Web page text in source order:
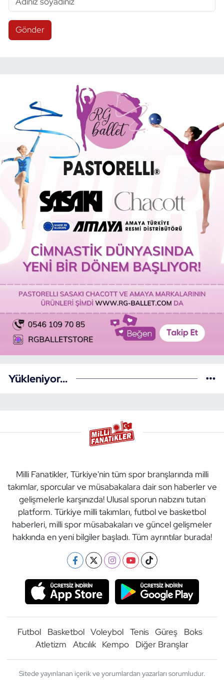
Gönder
Yükleniyor...
Milli Fanatikler, Türkiye'nin tüm spor branşlarında milli
takımlar, sporcular ve müsabakalara dair son haberler ve
gelişmelerle karşınızda! Ulusal sporun nabzını tutan
platform. Türkiye milli takımları, futbol ve basketbol
haberleri, milli spor müsabakaları ve güncel gelişmeler
hakkında en yeni bilgiler başladı. Tüm ayrıntılar burada!
Futbol Basketbol Voleybol Tenis Güreş
Boks
Atletizm
Atıcılık Kempo Diğer Branşlar
Sitede yayınlanan içerik ve yorumlardan yazarları sorumludur.